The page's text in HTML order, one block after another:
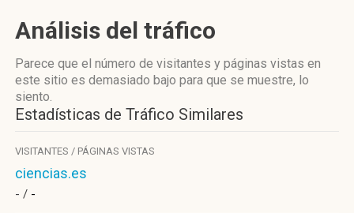
Análisis del tráfico
Parece que el número de visitantes y páginas vistas en
este sitio es demasiado bajo para que se muestre, lo
siento.
Estadísticas de Tráfico Similares
VISITANTES / PÁGINAS VISTAS
ciencias.es
- / -